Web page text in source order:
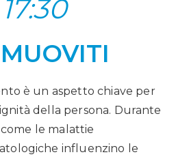
è un aspetto chiave per
della persona. Durante
come le malattie
influenzino le